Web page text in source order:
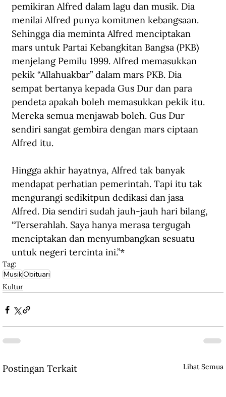
pemikiran Alfred dalam lagu dan musik. Dia
menilai Alfred punya komitmen kebangsaan.
Sehingga dia meminta Alfred menciptakan
mars untuk Partai Kebangkitan Bangsa (PKB)
menjelang Pemilu 1999. Alfred memasukkan
pekik “Allahuakbar” dalam mars PKB. Dia
sempat bertanya kepada Gus Dur dan para
pendeta apakah boleh memasukkan pekik itu.
Mereka semua menjawab boleh. Gus Dur
sendiri sangat gembira dengan mars ciptaan
Alfred itu.
Hingga akhir hayatnya, Alfred tak banyak
mendapat perhatian pemerintah. Tapi itu tak
mengurangi sedikitpun dedikasi dan jasa
Alfred. Dia sendiri sudah jauh-jauh hari bilang,
“Terserahlah. Saya hanya merasa tergugah
menciptakan dan menyumbangkan sesuatu
untuk negeri tercinta ini.”*
Tag:
MusikObituari
Kultur
Postingan Terkait Lihat Semua